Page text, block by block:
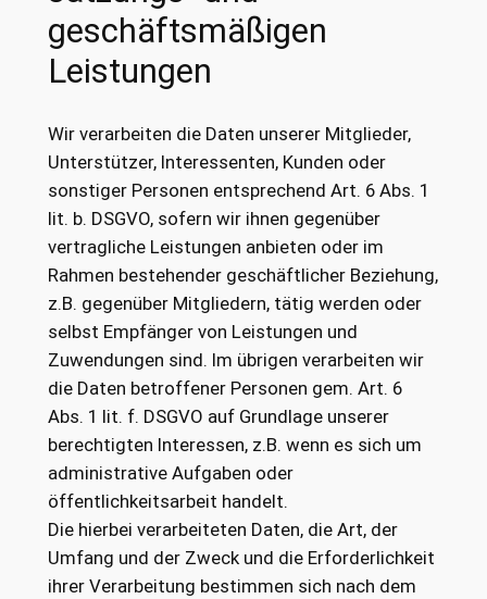
geschäftsmäßigen
Leistungen
Wir verarbeiten die Daten unserer Mitglieder,
Unterstützer, Interessenten, Kunden oder
sonstiger Personen entsprechend Art. 6 Abs. 1
lit. b. DSGVO, sofern wir ihnen gegenüber
vertragliche Leistungen anbieten oder im
Rahmen bestehender geschäftlicher Beziehung,
z.B. gegenüber Mitgliedern, tätig werden oder
selbst Empfänger von Leistungen und
Zuwendungen sind. Im übrigen verarbeiten wir
die Daten betroffener Personen gem. Art. 6
Abs. 1 lit. f. DSGVO auf Grundlage unserer
berechtigten Interessen, z.B. wenn es sich um
administrative Aufgaben oder
öffentlichkeitsarbeit handelt.
Die hierbei verarbeiteten Daten, die Art, der
Umfang und der Zweck und die Erforderlichkeit
ihrer Verarbeitung bestimmen sich nach dem